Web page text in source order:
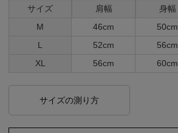
サイズ 肩幅 身幅
M
46cm 50cm
L
52cm 56cm
XL
56cm 60cm
サイズの測り方